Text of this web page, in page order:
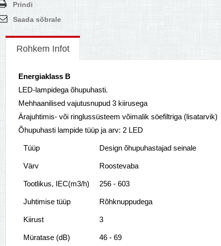
Prindi
Saada sõbrale
Rohkem Infot
Energiaklass B
LED-lampidega õhupuhasti.
Mehhaanilised vajutusnupud 3 kiirusega
Ärajuhtimis- või ringlussüsteem võimalik söefiltriga (lisatarvik)
Õhupuhasti lampide tüüp ja arv: 2 LED
Tüüp Design õhupuhastajad seinale
Värv Roostеvaba
Tootlikus, IEC(m3/h) 256 - 603
Juhtimise tüüp Rõhknuppudega
Kiirust 3
Müratase (dB) 46 - 69